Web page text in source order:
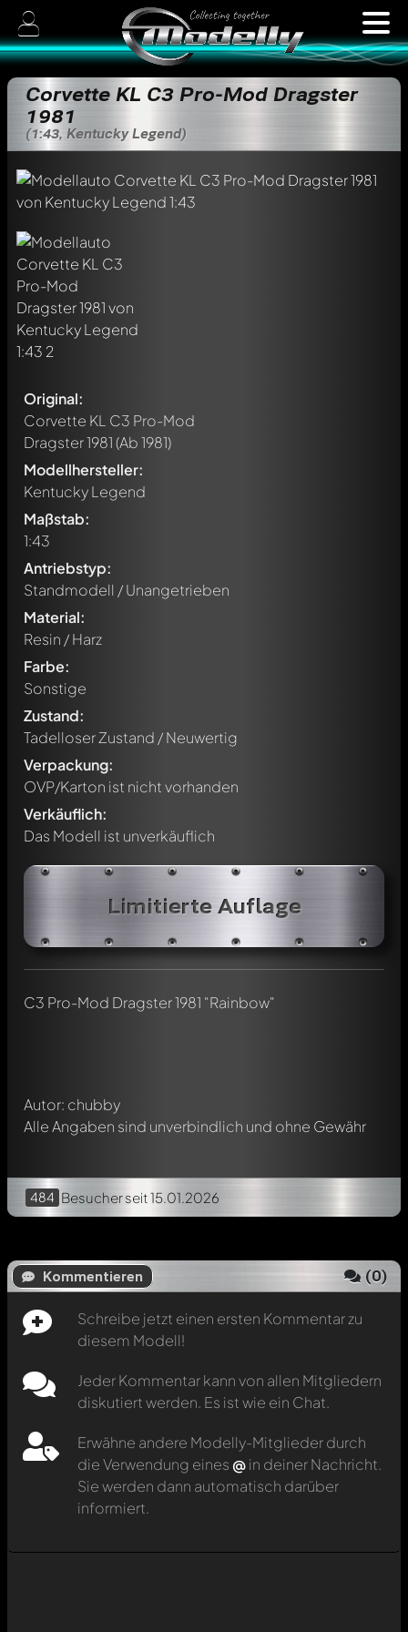
Corvette KL C3 Pro-Mod Dragster
1981
(1:43, Kentucky Legend)
Original:
Corvette KL C3 Pro-Mod
Dragster 1981(Ab 1981)
Modellhersteller:
Kentucky Legend
Maßstab:
1:43
Antriebstyp:
Standmodell / Unangetrieben
Material:
Resin / Harz
Farbe:
Sonstige
Zustand:
Tadelloser Zustand / Neuwertig
Verpackung:
OVP/Karton ist nicht vorhanden
Verkäuflich:
Das Modell ist unverkäuflich
Limitierte Auflage
C3 Pro-Mod Dragster 1981 "Rainbow"
Autor: chubby
Alle Angaben sind unverbindlich und ohne Gewähr
484 Besucherseit 15.01.2026
Kommentieren (0)
Schreibe jetzt einen ersten Kommentar zu
diesem Modell!
Jeder Kommentar kann von allen Mitgliedern
diskutiert werden. Es ist wie ein Chat.
Erwähne andere Modelly-Mitglieder durch
die Verwendung eines @in deiner Nachricht.
Sie werden dann automatisch darüber
informiert.
Schreibe jetzt einen ersten Kommentar zu diesem Modell!
Jeder Kommentar kann von allen Mitgliedern diskutiert
Erwähne andere Modelly-Mitglieder durch die